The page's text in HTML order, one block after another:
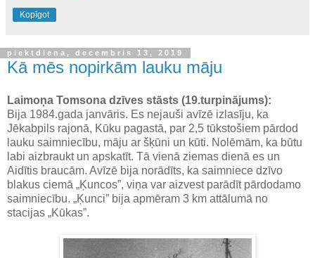
Kopīgot
piektdiena, decembris 13, 2019
Kā mēs nopirkām lauku māju
Laimoņa Tomsona dzīves stāsts (19.turpinājums):
Bija 1984.gada janvāris. Es nejauši avīzē izlasīju, ka
Jēkabpils rajonā, Kūku pagastā, par 2,5 tūkstošiem pārdod
lauku saimniecību, māju ar šķūni un kūti. Nolēmām, ka būtu
labi aizbraukt un apskatīt. Tā vienā ziemas dienā es un
Aidītis braucām. Avīzē bija norādīts, ka saimniece dzīvo
blakus ciemā „Ķuncos”, viņa var aizvest parādīt pārdodamo
saimniecību. „Ķunci” bija apmēram 3 km attālumā no
stacijas „Kūkas”.